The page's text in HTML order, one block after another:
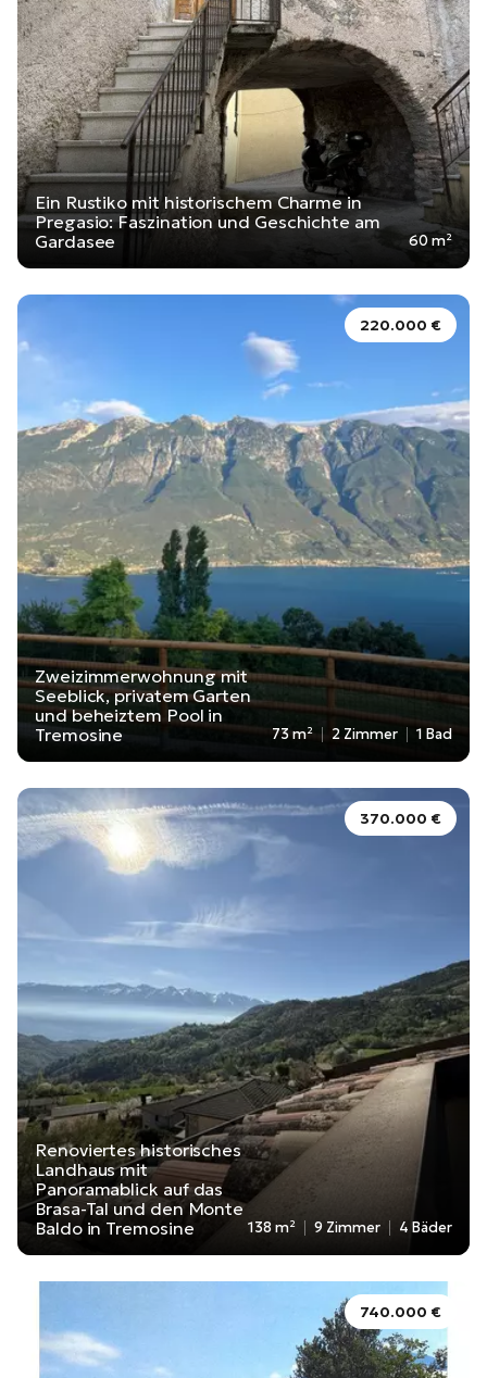
Ein Rustiko mit historischem Charme in
Pregasio: Faszination und Geschichte am
Gardasee
60 m²
220.000 €
Zweizimmerwohnung mit
Seeblick, privatem Garten
und beheiztem Pool in
Tremosine
73 m² 2 Zimmer 1 Bad
370.000 €
Renoviertes historisches
Landhaus mit
Panoramablick auf das
Brasa-Tal und den Monte
Baldo in Tremosine
138 m² 9 Zimmer 4 Bäder
740.000 €